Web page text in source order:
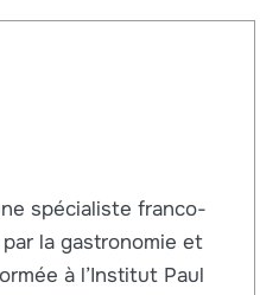
spécialiste franco-
la gastronomie et
à l’Institut Paul